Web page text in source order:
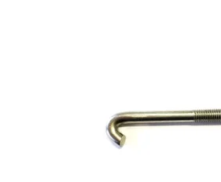
Na centrálním skladě
HAK38-303
Fence consulting